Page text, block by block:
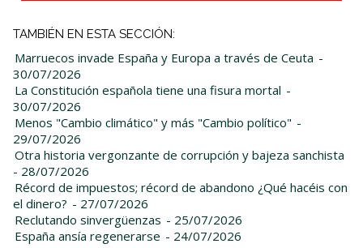
TAMBIÉN EN ESTA SECCIÓN:
Marruecos invade España y Europa a través de Ceuta -
30/07/2026
La Constitución española tiene una fisura mortal -
30/07/2026
Menos "Cambio climático" y más "Cambio político" -
29/07/2026
Otra historia vergonzante de corrupción y bajeza sanchista
- 28/07/2026
Récord de impuestos; récord de abandono ¿Qué hacéis con
el dinero? - 27/07/2026
Reclutando sinvergüenzas - 25/07/2026
España ansía regenerarse - 24/07/2026